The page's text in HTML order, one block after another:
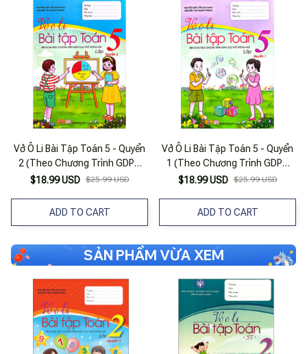
Vở Ô Li Bài Tập Toán 5 - Quyển
2 (Theo Chương Trình GDPT
Mới)
$18.99 USD $25.99 USD
ADD TO CART
Vở Ô Li Bài Tập Toán 5 - Quyển
1 (Theo Chương Trình GDPT
Mới)
$18.99 USD $25.99 USD
ADD TO CART
SẢN PHẨM VỪA XEM